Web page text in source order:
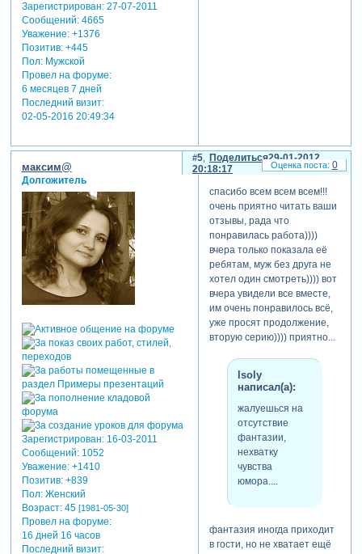
Зарегистрирован: 27-07-2011
Сообщений:4665
Уважение: +1376
Позитив: +445
Пол:Мужской
Провел на форуме:
6 месяцев 7 дней
Последний визит:
02-05-2016 20:49:34
Поделиться
5
29-01-2012
20:18:17
максим@
Долгожитель
Зарегистрирован: 16-03-2011
Сообщений:1052
Уважение: +1410
Позитив: +839
Пол:Женский
Возраст:45 [1981-05-30]
Провел на форуме:
16 дней 16 часов
Последний визит:
спасибо всем всем всем!!!
очень приятно читать ваши
отзывы, рада что
понравилась работа))))
вчера только показала её
ребятам, муж без друга не
хотел один смотреть)))) вот
вчера увидели все вместе,
им очень понравилось всё,
уже просят продолжение,
вторую серию)))) приятно...
lsoly
написал(а):
жалуешься на
отсутствие
фантазии,
нехватку
чувства
юмора....
фантазия иногда приходит
в гости, но не хватает ещё
0